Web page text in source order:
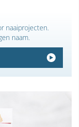
naaiprojecten.
naam.